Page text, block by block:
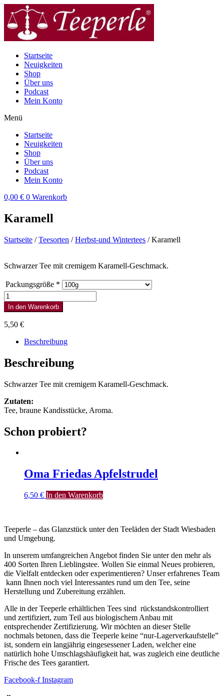
Inhalt
wechseln
Startseite
Neuigkeiten
Shop
Über uns
Podcast
Mein Konto
Menü
Startseite
Neuigkeiten
Shop
Über uns
Podcast
Mein Konto
0,00 € 0 Warenkorb
Karamell
Startseite /Teesorten /Herbst-und Wintertees / Karamell
Schwarzer Tee mit cremigem Karamell-Geschmack.
Packungsgröße *
Karamell
Menge
In den Warenkorb
5,50 €
Beschreibung
Beschreibung
Schwarzer Tee mit cremigem Karamell-Geschmack.
Zutaten:
Tee, braune Kandisstücke, Aroma.
Schon probiert?
Oma Friedas Apfelstrudel
6,50 € In den Warenkorb
Teeperle – das Glanzstück unter den Teeläden der Stadt Wiesbaden
und Umgebung.
In unserem umfangreichen Angebot finden Sie unter den mehr als
400 Sorten Ihren Lieblingstee. Wollen Sie einmal Neues probieren,
die Vielfalt entdecken oder experimentieren? Unser erfahrenes Team
kann Ihnen noch viel Interessantes rund um den Tee, seine
Herstellung und Zubereitung erzählen.
Alle in der Teeperle erhältlichen Tees sind rückstandskontrolliert
und zertifiziert, zum Teil aus biologischem Anbau mit
entsprechender Zertifizierung. Wir möchten an dieser Stelle
nochmals betonen, dass die Teeperle keine “nur-Lagerverkaufstelle”
ist, sondern ein langjährig eingesessener Laden, welcher eine
natürlich hohe Umschlagshäufigkeit hat, was zugleich eine deutliche
Frische des Tees garantiert.
Facebook-f Instagram